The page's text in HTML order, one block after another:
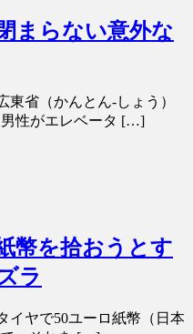
まらない意外な
東省（かんとん-しょう）
性がエレベータ […]
幣を拾おうとす
ラ
イヤで50ユーロ紙幣（日本